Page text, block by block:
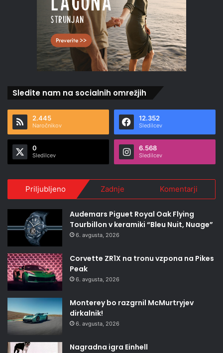
Sledite nam na socialnih omrežjih
2.445
Naročnikov
12.352
Sledilcev
0
Sledilcev
6.568
Sledilcev
Priljubljeno Zadnje Komentarji
Audemars Piguet Royal Oak Flying
Tourbillon v keramiki “Bleu Nuit, Nuage”
6. avgusta, 2026
Corvette ZR1X na tronu vzpona na Pikes
Peak
6. avgusta, 2026
Monterey bo razgrnil McMurtryjev
dirkalnik!
6. avgusta, 2026
Nagradna igra Einhell